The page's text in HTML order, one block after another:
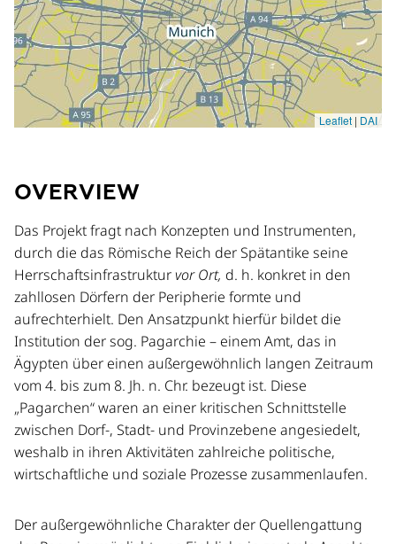
OVERVIEW
Das Projekt fragt nach Konzepten und Instrumenten,
durch die das Römische Reich der Spätantike seine
Herrschaftsinfrastrukturvor Ort, d. h. konkret in den
zahllosen Dörfern der Peripherie formte und
aufrechterhielt. Den Ansatzpunkt hierfür bildet die
Institution der sog. Pagarchie – einem Amt, das in
Ägypten über einen außergewöhnlich langen Zeitraum
vom 4. bis zum 8. Jh. n. Chr. bezeugt ist. Diese
„Pagarchen“ waren an einer kritischen Schnittstelle
zwischen Dorf-, Stadt- und Provinzebene angesiedelt,
weshalb in ihren Aktivitäten zahlreiche politische,
wirtschaftliche und soziale Prozesse zusammenlaufen.
Der außergewöhnliche Charakter der Quellengattung